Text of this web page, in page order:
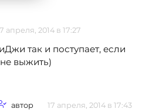
апреля, 2014 в 17:27
так и поступает, если
выжить)
автор 17 апреля, 2014 в 17:43